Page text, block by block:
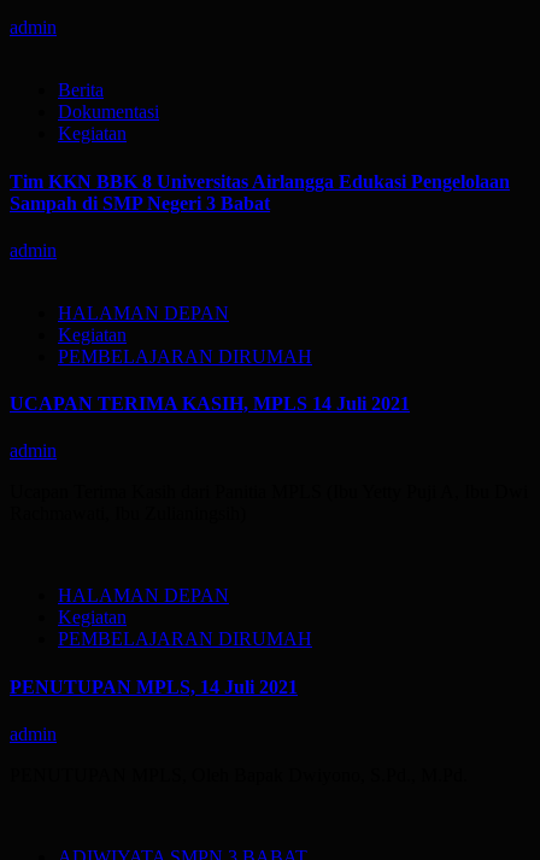
admin
Berita
Dokumentasi
Kegiatan
Tim KKN BBK 8 Universitas Airlangga Edukasi Pengelolaan
Sampah di SMP Negeri 3 Babat
admin
HALAMAN DEPAN
Kegiatan
PEMBELAJARAN DIRUMAH
UCAPAN TERIMA KASIH, MPLS 14 Juli 2021
admin
HALAMAN DEPAN
Kegiatan
PEMBELAJARAN DIRUMAH
PENUTUPAN MPLS, 14 Juli 2021
admin